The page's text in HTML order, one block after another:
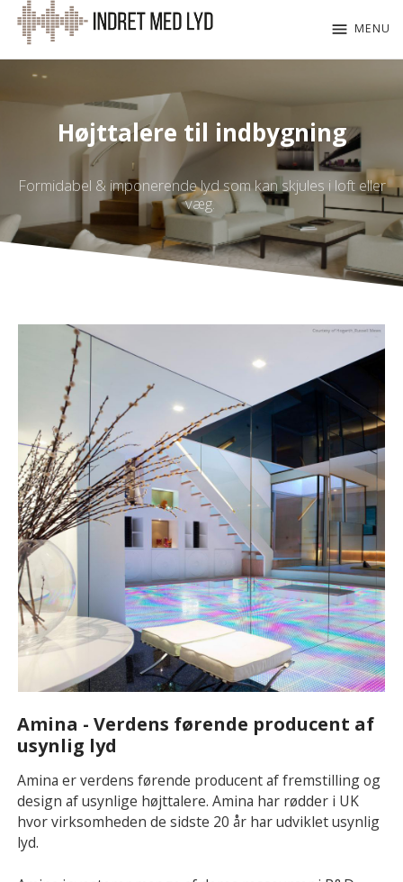
menu MENU
Højttalere til indbygning
Formidabel & imponerende lyd som kan skjules i loft eller
væg.
Amina - Verdens førende producent af
usynlig lyd
Amina er verdens førende producent af fremstilling og
design af usynlige højttalere. Amina har rødder i UK
hvor virksomheden de sidste 20 år har udviklet usynlig
lyd.